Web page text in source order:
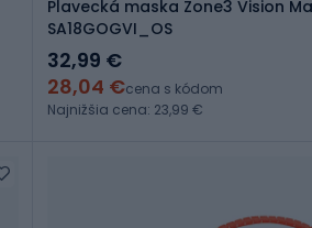
Plavecká maska Zone3 Vision
SA18GOGVI_OS
32,99 €
28,04 €cena s kódom
Najnižšia cena: 23,99 €